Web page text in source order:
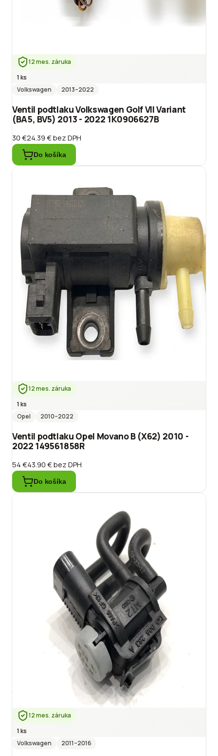
12 mes. záruka
1 ks
Volkswagen
2013–2022
Ventil podtlaku Volkswagen Golf VII Variant
(BA5, BV5) 2013 - 2022 1K0906627B
30 €24.39 €bez DPH
Do košíka
12 mes. záruka
1 ks
Opel
2010–2022
Ventil podtlaku Opel Movano B (X62) 2010 -
2022 149561858R
54 €43.90 €bez DPH
Do košíka
12 mes. záruka
1 ks
Volkswagen
2011–2016